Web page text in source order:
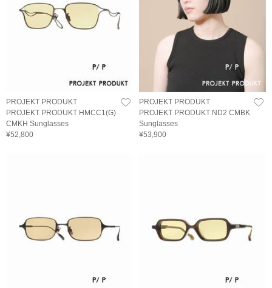
PROJEKT PRODUKT
PROJEKT PRODUKT HMCC1(G)
CMKH Sunglasses
¥52,800
PROJEKT PRODUKT
PROJEKT PRODUKT ND2 CMBK
Sunglasses
¥53,900